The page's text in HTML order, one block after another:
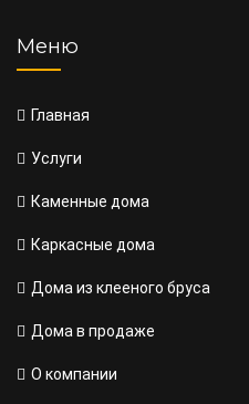
Меню
Главная
Услуги
Каменные дома
Каркасные дома
Дома из клееного бруса
Дома в продаже
О компании